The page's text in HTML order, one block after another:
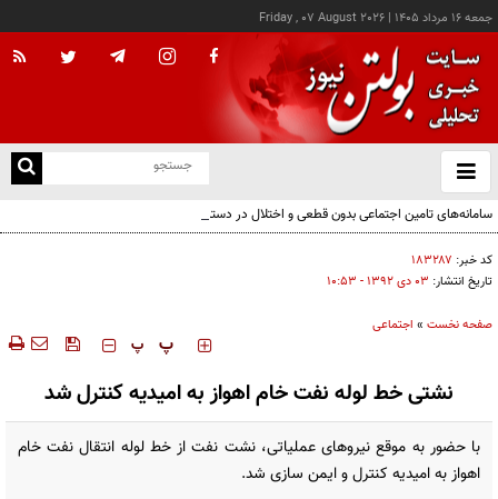
جمعه ۱۶ مرداد ۱۴۰۵ |
Friday , 07 August 2026
باز
و
سامانه‌های تامین اجتماعی بدون قطعی و اختلال در دسترس است
کد خبر: ۱۸۳۲۸۷
تاریخ انتشار: ۰۳ دی ۱۳۹۲ - ۱۰:۵۳
صفحه نخست » اجتماعی
‍‍‍ پ پ
نشتی خط لوله نفت خام اهواز به امیدیه کنترل شد
با حضور به موقع نیروهای عملیاتی، نشت نفت از خط لوله انتقال نفت خام
اهواز به امیدیه کنترل و ایمن سازی شد.